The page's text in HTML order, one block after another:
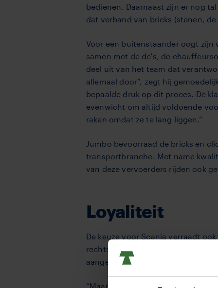
bedienen. Daarnaast zijn er nog
dat verband van bricks (stenen,
Voor een buitenstaander oogt zijn
samen met de dc's, de
deel uit van het team dat
allemaal door”, zegt hij
bepaalde druk op dit proces. De
evenwicht om altijd voldoende
raken omdat ze te lang liggen.”
Jumbo bevoorraad de bricks­ en
transport­branche. Met name
van deze vervoerders rij­den ook
Loyaliteit
De keuze voor Scania verraadt
rechtsvoorgangers van Jumbo
aangesloten bij TVM. Het blijkt ook
“Maar we blijven een handels­